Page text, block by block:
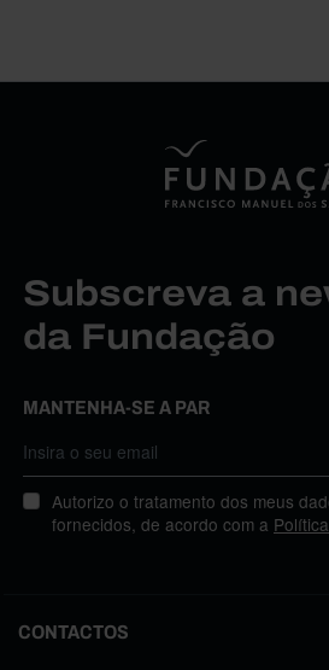
Subscreva a
da Fundação
MANTENHA-SE A PAR
Autorizo o tratamento dos meus
fornecidos, de acordo com a
CONTACTOS